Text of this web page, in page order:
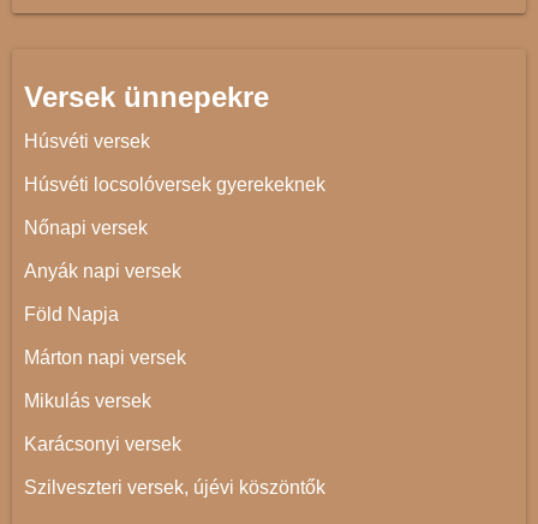
Versek ünnepekre
Húsvéti versek
Húsvéti locsolóversek gyerekeknek
Nőnapi versek
Anyák napi versek
Föld Napja
Márton napi versek
Mikulás versek
Karácsonyi versek
Szilveszteri versek, újévi köszöntők